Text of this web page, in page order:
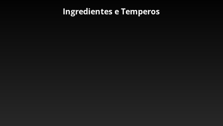
Ingredientes e Temperos